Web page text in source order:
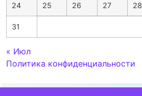
24 25 26 27 28
31
« Июл
Политика конфиденциальности